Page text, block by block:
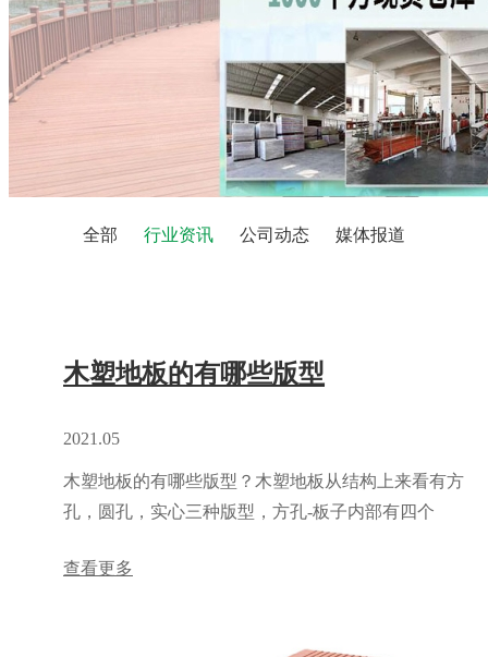
全部 行业资讯 公司动态 媒体报道
木塑地板的有哪些版型
2021.05
木塑地板的有哪些版型？木塑地板从结构上来看有方
孔，圆孔，实心三种版型，方孔-板子内部有四个
会所等，圆孔-板子内部有6个孔，用在人流量比较大
查看更多